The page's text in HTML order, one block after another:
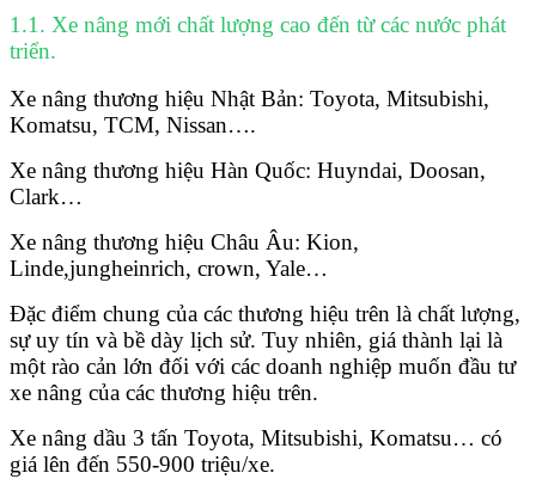
1.1. Xe nâng mới chất lượng cao đến từ các nước phát
triển.
Xe nâng thương hiệu Nhật Bản: Toyota, Mitsubishi,
Komatsu, TCM, Nissan….
Xe nâng thương hiệu Hàn Quốc: Huyndai, Doosan,
Clark…
Xe nâng thương hiệu Châu Âu: Kion,
Linde,jungheinrich, crown, Yale…
Đặc điểm chung của các thương hiệu trên là chất lượng,
sự uy tín và bề dày lịch sử. Tuy nhiên, giá thành lại là
một rào cản lớn đối với các doanh nghiệp muốn đầu tư
xe nâng của các thương hiệu trên.
Xe nâng dầu 3 tấn Toyota, Mitsubishi, Komatsu… có
giá lên đến 550-900 triệu/xe.